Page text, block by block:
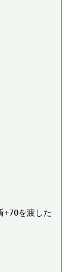
+70を渡した